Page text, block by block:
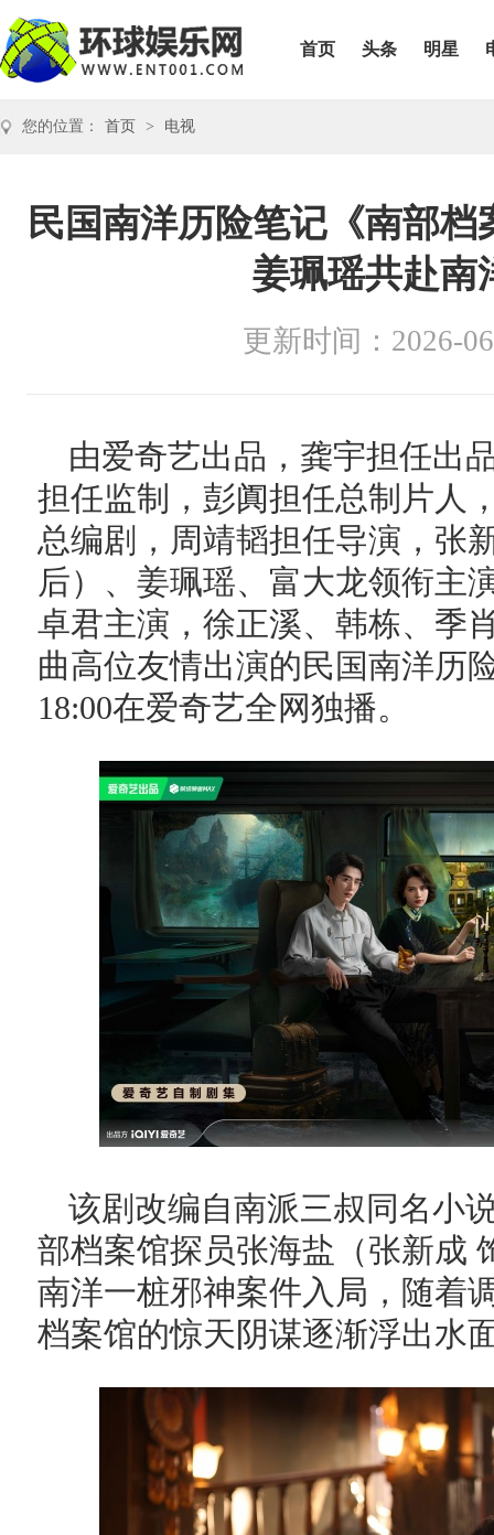
首页 头条 明星
您的位置： 首页 > 电视
民国南洋历险笔记《南部
姜珮瑶共赴南
更新时间：2026-
由爱奇艺出品，龚宇担任出
担任监制，彭阗担任总制片人
总编剧，周靖韬担任导演，张
后）、姜珮瑶、富大龙领衔主
卓君主演，徐正溪、韩栋、季
曲高位友情出演的民国南洋历
18:00在爱奇艺全网独播。
该剧改编自南派三叔同名小
部档案馆探员张海盐（张新成
南洋一桩邪神案件入局，随着
档案馆的惊天阴谋逐渐浮出水